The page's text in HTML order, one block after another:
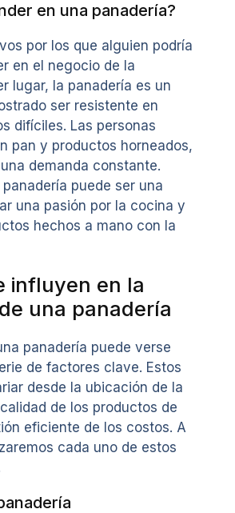
en una panadería?
por los que alguien podría
en el negocio de la
lugar, la panadería es un
ser resistente en
difíciles. Las personas
pan y productos horneados,
demanda constante.
puede ser una
una pasión por la cocina y
hechos a mano con la
influyen en la
una panadería
panadería puede verse
de factores clave. Estos
desde la ubicación de la
de los productos de
eficiente de los costos. A
cada uno de estos